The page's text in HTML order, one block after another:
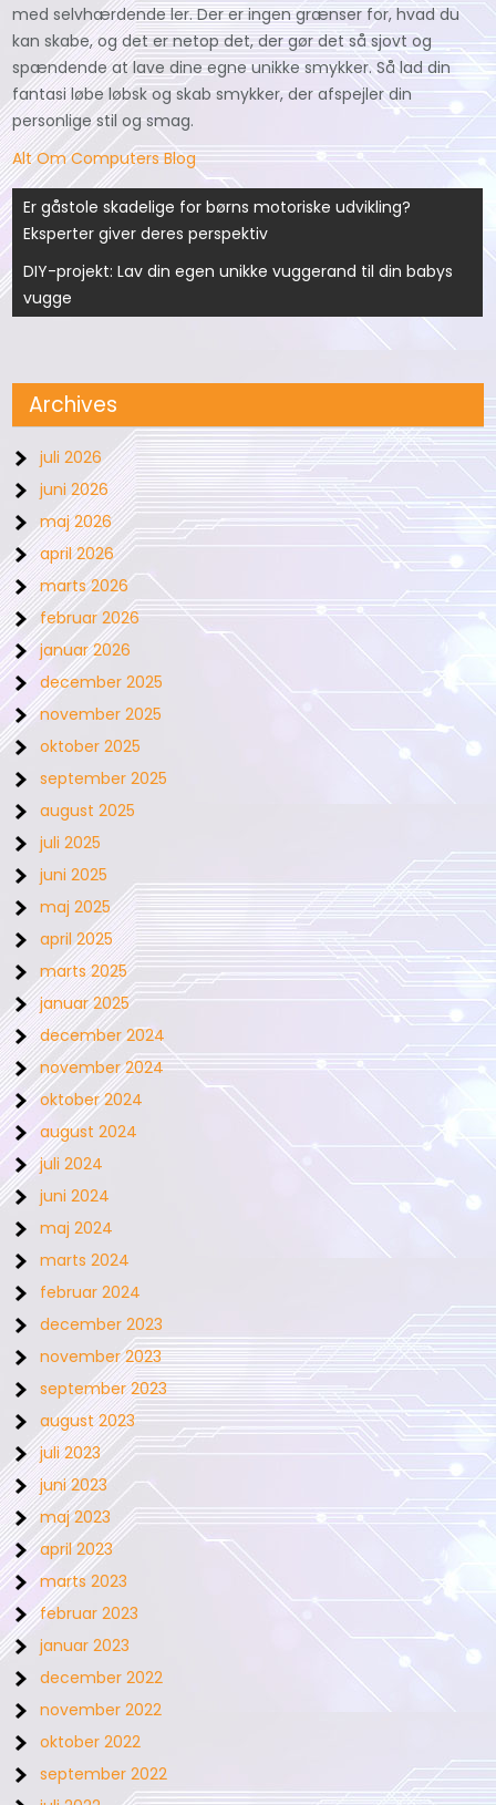
med selvhærdende ler. Der er ingen grænser for, hvad du
kan skabe, og det er netop det, der gør det så sjovt og
spændende at lave dine egne unikke smykker. Så lad din
fantasi løbe løbsk og skab smykker, der afspejler din
personlige stil og smag.
Alt Om Computers Blog
Indlægsnavigation
Er gåstole skadelige for børns motoriske udvikling?
Eksperter giver deres perspektiv
DIY-projekt: Lav din egen unikke vuggerand til din babys
vugge
Archives
juli 2026
juni 2026
maj 2026
april 2026
marts 2026
februar 2026
januar 2026
december 2025
november 2025
oktober 2025
september 2025
august 2025
juli 2025
juni 2025
maj 2025
april 2025
marts 2025
januar 2025
december 2024
november 2024
oktober 2024
august 2024
juli 2024
juni 2024
maj 2024
marts 2024
februar 2024
december 2023
november 2023
september 2023
august 2023
juli 2023
juni 2023
maj 2023
april 2023
marts 2023
februar 2023
januar 2023
december 2022
november 2022
oktober 2022
september 2022